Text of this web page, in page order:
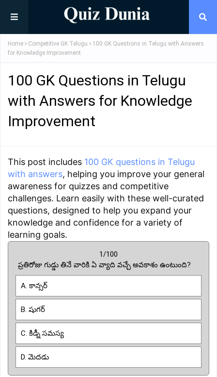
Home Competitive GK Telugu
100 GK Questions in Telugu with Answers
for Knowledge Improvement
100 GK Questions in Telugu
with Answers for Knowledge
Improvement
This post includes 100 GK questions in Telugu
with answers, helping you improve your general
awareness for quizzes and competitive
challenges. Learn easily with these well-curated
questions, designed to help you expand your
knowledge and confidence for a variety of
learning goals.
1/100
ప్రతిరోజు గుడ్డు తినే వారికి ఏ వ్యాది వచ్చే అవకాశం ఉంటుంది?
A. కాన్సర్
B. షుగర్
C. కిడ్నీ సమస్య
D. మెదడు